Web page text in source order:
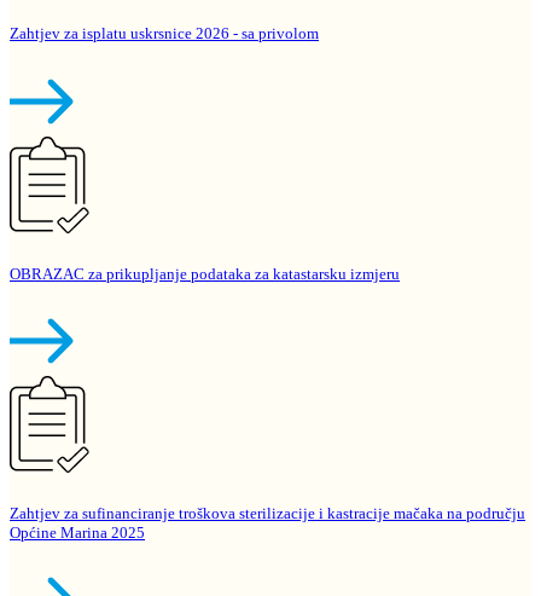
Zahtjev za isplatu uskrsnice 2026 - sa privolom
OBRAZAC za prikupljanje podataka za katastarsku izmjeru
Zahtjev za sufinanciranje troškova sterilizacije i kastracije mačaka na području
Općine Marina 2025